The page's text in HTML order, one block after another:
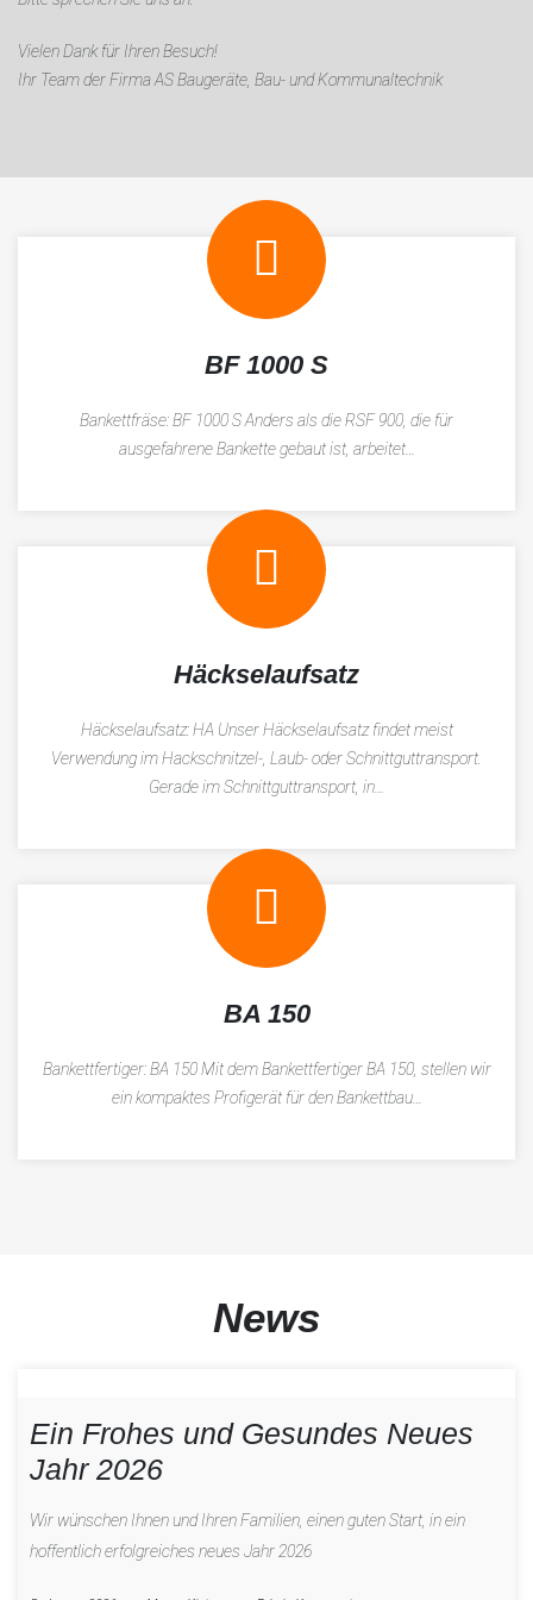
Vielen Dank für Ihren Besuch!
Ihr Team der Firma AS Baugeräte, Bau- und Kommunaltechnik
BF 1000 S
Bankettfräse: BF 1000 S Anders als die RSF 900, die für
ausgefahrene Bankette gebaut ist, arbeitet…
Häckselaufsatz
Häckselaufsatz: HA Unser Häckselaufsatz findet meist
Verwendung im Hackschnitzel-, Laub- oder Schnittguttransport.
Gerade im Schnittguttransport, in…
BA 150
Bankettfertiger: BA 150 Mit dem Bankettfertiger BA 150, stellen wir
ein kompaktes Profigerät für den Bankettbau…
News
Ein Frohes und Gesundes Neues
Jahr 2026
Wir wünschen Ihnen und Ihren Familien, einen guten Start, in ein
hoffentlich erfolgreiches neues Jahr 2026